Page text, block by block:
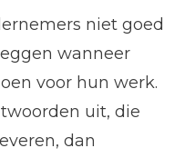
niet goed
wanneer
voor hun werk.
uit, die
dan